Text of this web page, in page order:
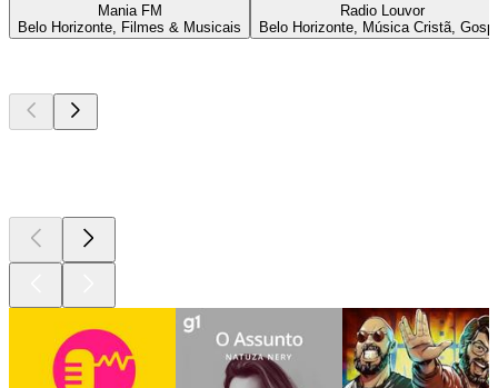
Mania FM
Belo Horizonte, Filmes & Musicais
Radio Louvor
Belo Horizonte, Música Cristã,